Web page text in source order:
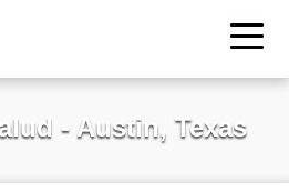
- Austin, Texas